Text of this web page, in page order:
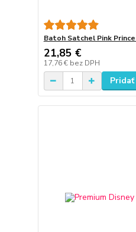
Batoh Satchel Pink
21,85 €
17,76 € bez DPH